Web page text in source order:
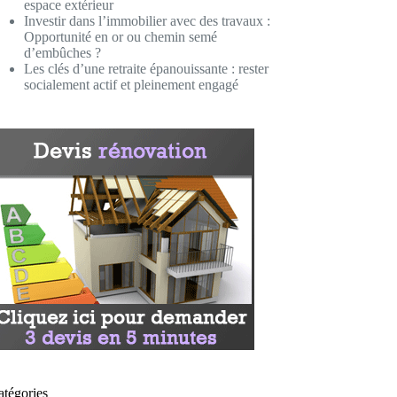
espace extérieur
Investir dans l’immobilier avec des travaux :
Opportunité en or ou chemin semé
d’embûches ?
Les clés d’une retraite épanouissante : rester
socialement actif et pleinement engagé